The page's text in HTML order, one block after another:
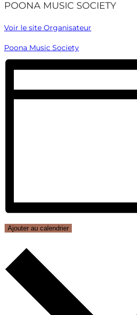
POONA MUSIC SOCIETY
Voir le site Organisateur
Poona Music Society
Ajouter au calendrier